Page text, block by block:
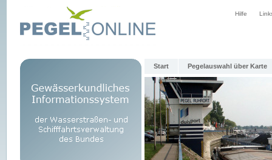
Hilfe
Start Pegelauswahl über Karte